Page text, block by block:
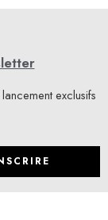
exclusifs